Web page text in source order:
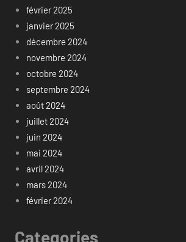
février 2025
janvier 2025
décembre 2024
novembre 2024
octobre 2024
septembre 2024
août 2024
juillet 2024
juin 2024
mai 2024
avril 2024
mars 2024
février 2024
Categories